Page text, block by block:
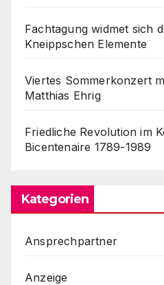
Fachtagung widmet sich
Kneippschen Elemente
Viertes Sommerkonzert
Matthias Ehrig
Friedliche Revolution im
Bicentenaire 1789-1989
Kategorien
Ansprechpartner
Anzeige